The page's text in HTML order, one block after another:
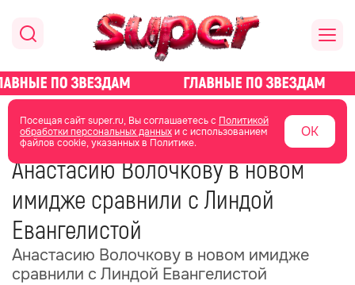
Посещая сайт super.ru, Вы соглашаетесь с Политикой
обработки персональных данныхи с использованием
файлов cookie, указанных в Политике.
ОК
главная новости о звездах новости
23 июня 17:46
Анастасию Волочкову в новом
имидже сравнили с Линдой
Евангелистой
Анастасию Волочкову в новом имидже
сравнили с Линдой Евангелистой